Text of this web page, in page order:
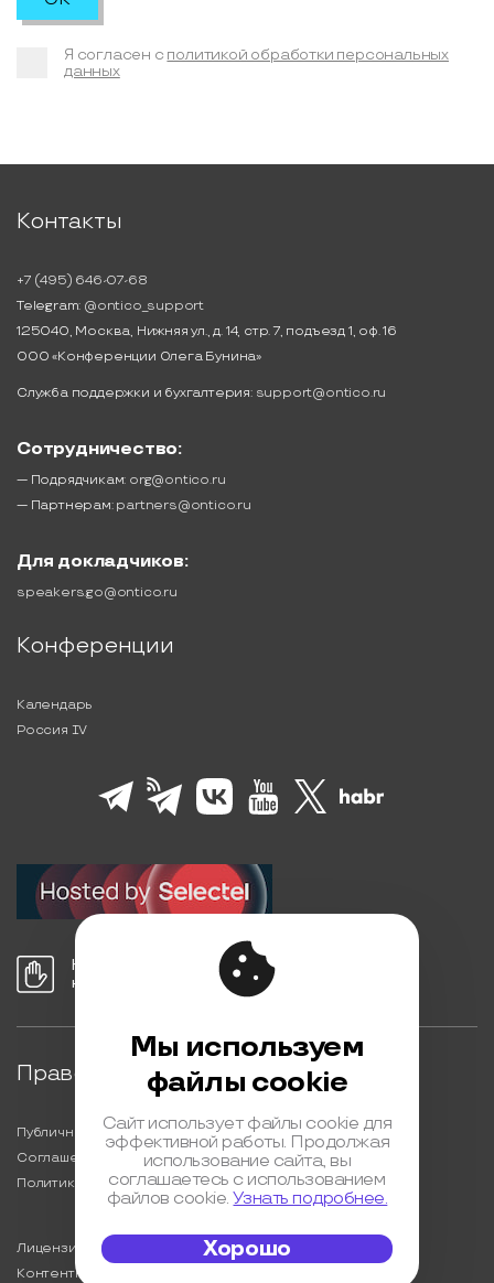
Я согласен с политикой обработки персональных
данных
Контакты
+7 (495) 646-07-68
Telegram: @ontico_support
125040, Москва, Нижняя ул., д. 14, стр. 7, подъезд 1, оф. 16
ООО «Конференции Олега Бунина»
Служба поддержки и бухгалтерия: support@ontico.ru
Сотрудничество:
— Подрядчикам: org@ontico.ru
— Партнерам: partners@ontico.ru
Для докладчиков:
speakers.go@ontico.ru
Конференции
Календарь
Россия IV
Нормы поведения
на конференции
Правовая информация
Публичная оферта
Соглашение на обработку персональных данных
Политика обработки персональных данных
Лицензионный договор с Автором
Контентная политика конференции
Мы используем
файлы cookie
Сайт использует файлы cookie для
эффективной работы. Продолжая
использование сайта, вы
соглашаетесь с использованием
файлов cookie.Узнать подробнее.
Хорошо